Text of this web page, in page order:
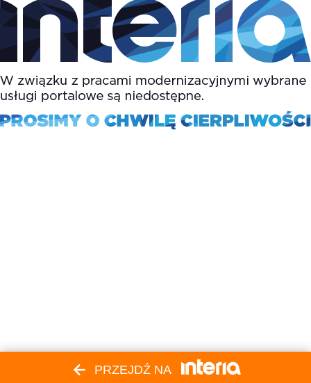
PRZEJDŹ NA